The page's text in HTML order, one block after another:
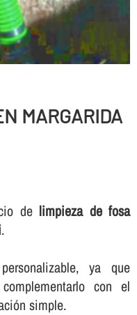
MARGARIDA
de limpieza de fosa
.
ya que
con el
simple.